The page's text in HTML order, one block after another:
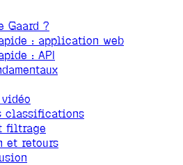
Gaard ?
: application web
: API
classifications
filtrage
et retours